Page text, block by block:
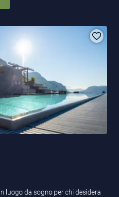
luogo da sogno per chi desidera